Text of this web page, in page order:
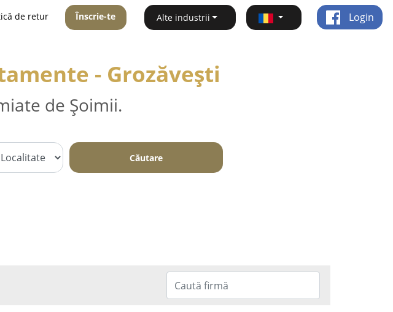
de retur Înscrie-te Alte industrii Login
- Grozăveşti
de Șoimii.
Căutare